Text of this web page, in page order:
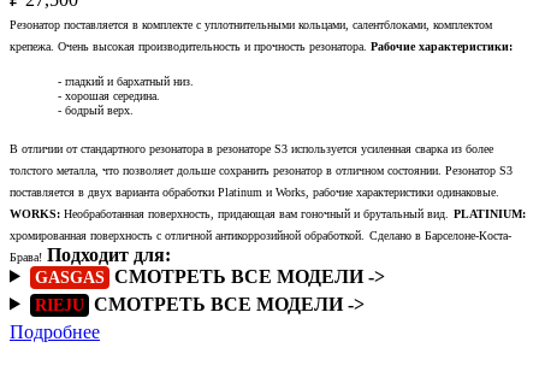
Резонатор поставляется в комплекте с уплотнительными кольцами, салентблоками, комплектом
крепежа. Очень высокая производительность и прочность резонатора. Рабочие характеристики:
- гладкий и бархатный низ.
- хорошая середина.
- бодрый верх.
В отличии от стандартного резонатора в резонаторе S3 используется усиленная сварка из более
толстого металла, что позволяет дольше сохранить резонатор в отличном состоянии. Резонатор S3
поставляется в двух варианта обработки Platinum и Works, рабочие характеристики одинаковые.
WORKS: Необработанная поверхность, придающая вам гоночный и брутальный вид.
PLATINIUM:
хромированная поверхность с отличной антикоррозийной обработкой.
Сделано в Барселоне-Коста-
Брава! Подходит для:
GASGAS СМОТРЕТЬ ВСЕ МОДЕЛИ ->
RIEJU СМОТРЕТЬ ВСЕ МОДЕЛИ ->
Подробнее